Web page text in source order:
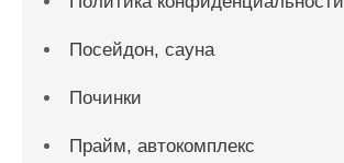
Посейдон, сауна
Починки
Прайм, автокомплекс